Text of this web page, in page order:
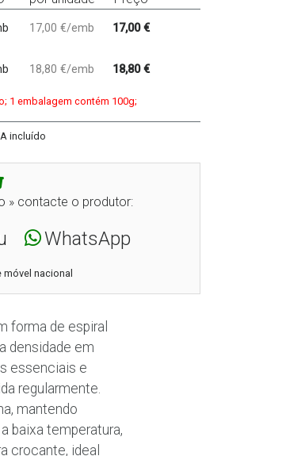
17,00 €/emb 17,00 €
18,80 €/emb 18,80 €
1 embalagem contém 100g;
incluído
» contacte o produtor:
WhatsApp
móvel nacional
forma de espiral
densidade em
essenciais e
regularmente.
mantendo
baixa temperatura,
crocante, ideal